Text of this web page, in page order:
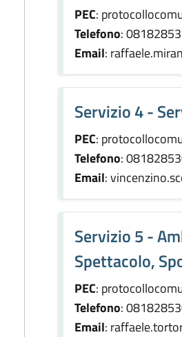
PEC:
Telefono:
Email:
Servizio 4 -
PEC:
Telefono:
Email:
Servizio 5 -
Spettacolo,
PEC:
Telefono:
Email: